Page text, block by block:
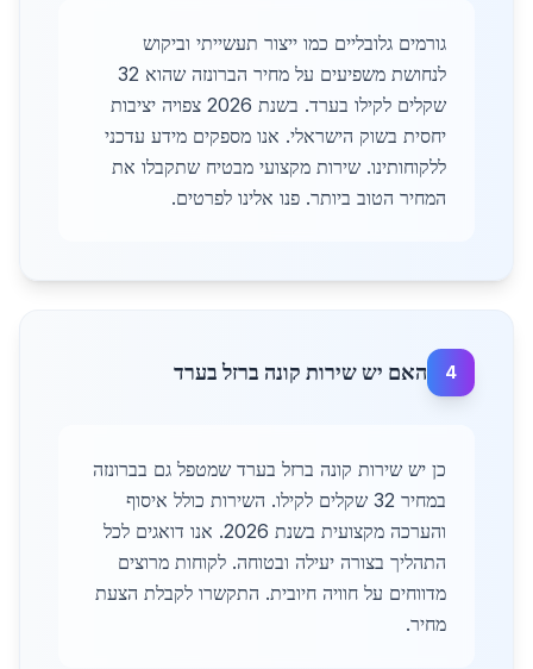
גורמים גלובליים כמו ייצור תעשייתי וביקוש
לנחושת משפיעים על מחיר הברונזה שהוא 32
שקלים לקילו בערד. בשנת 2026 צפויה יציבות
יחסית בשוק הישראלי. אנו מספקים מידע עדכני
ללקוחותינו. שירות מקצועי מבטיח שתקבלו את
המחיר הטוב ביותר. פנו אלינו לפרטים.
4 האם יש שירות קונה ברזל בערד
כן יש שירות קונה ברזל בערד שמטפל גם בברונזה
במחיר 32 שקלים לקילו. השירות כולל איסוף
והערכה מקצועית בשנת 2026. אנו דואגים לכל
התהליך בצורה יעילה ובטוחה. לקוחות מרוצים
מדווחים על חוויה חיובית. התקשרו לקבלת הצעת
מחיר.